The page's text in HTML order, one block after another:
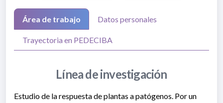
Área de trabajo Datos personales
Trayectoria en PEDECIBA
Línea de investigación
Estudio de la respuesta de plantas a patógenos. Por un